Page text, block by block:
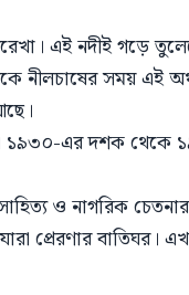
এই নদীই গড়ে
নীলচাষের সময় এই
১৯৩০-এর দশক থেকে
ও নাগরিক
প্রেরণার বাতিঘর।